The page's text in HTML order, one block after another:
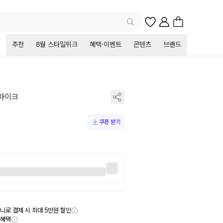
추천 8월 스타일위크 혜택·이벤트 콘텐츠 브랜드
이크
쿠폰 받기
로 결제 시 최대 5만원 할인
택